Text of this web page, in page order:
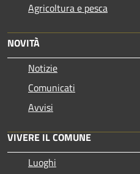
Agricoltura e pesca
NOVITÀ
Notizie
Comunicati
Avvisi
VIVERE IL COMUNE
Luoghi